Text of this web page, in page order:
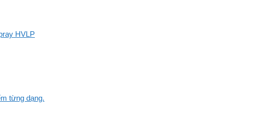
HVLP
từng dạng.